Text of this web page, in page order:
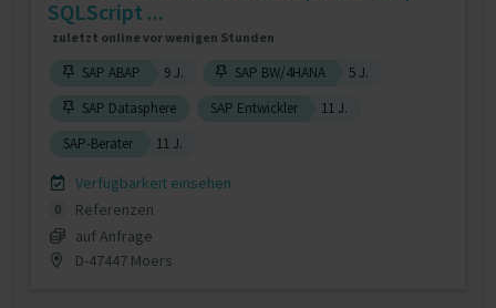
SQLScript ...
zuletzt online vor wenigen Stunden
SAP ABAP 9 J. SAP BW/4HANA
5 J.
SAP Datasphere
SAP Entwickler
11 J.
SAP-Berater
11 J.
Verfügbarkeit einsehen
0
Referenzen
auf Anfrage
D-47447 Moers